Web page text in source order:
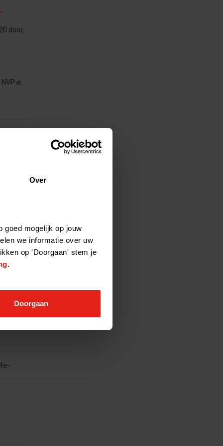
Over
goed mogelijk op jouw
we informatie over uw
op 'Doorgaan' stem je
.
Doorgaan
door,
is
van
gesteld